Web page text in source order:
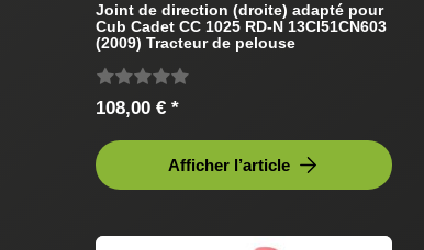
Joint de direction (droite) adapté pour
Cub Cadet CC 1025 RD-N 13CI51CN603
(2009) Tracteur de pelouse
108,00 € *
Afficher l’article